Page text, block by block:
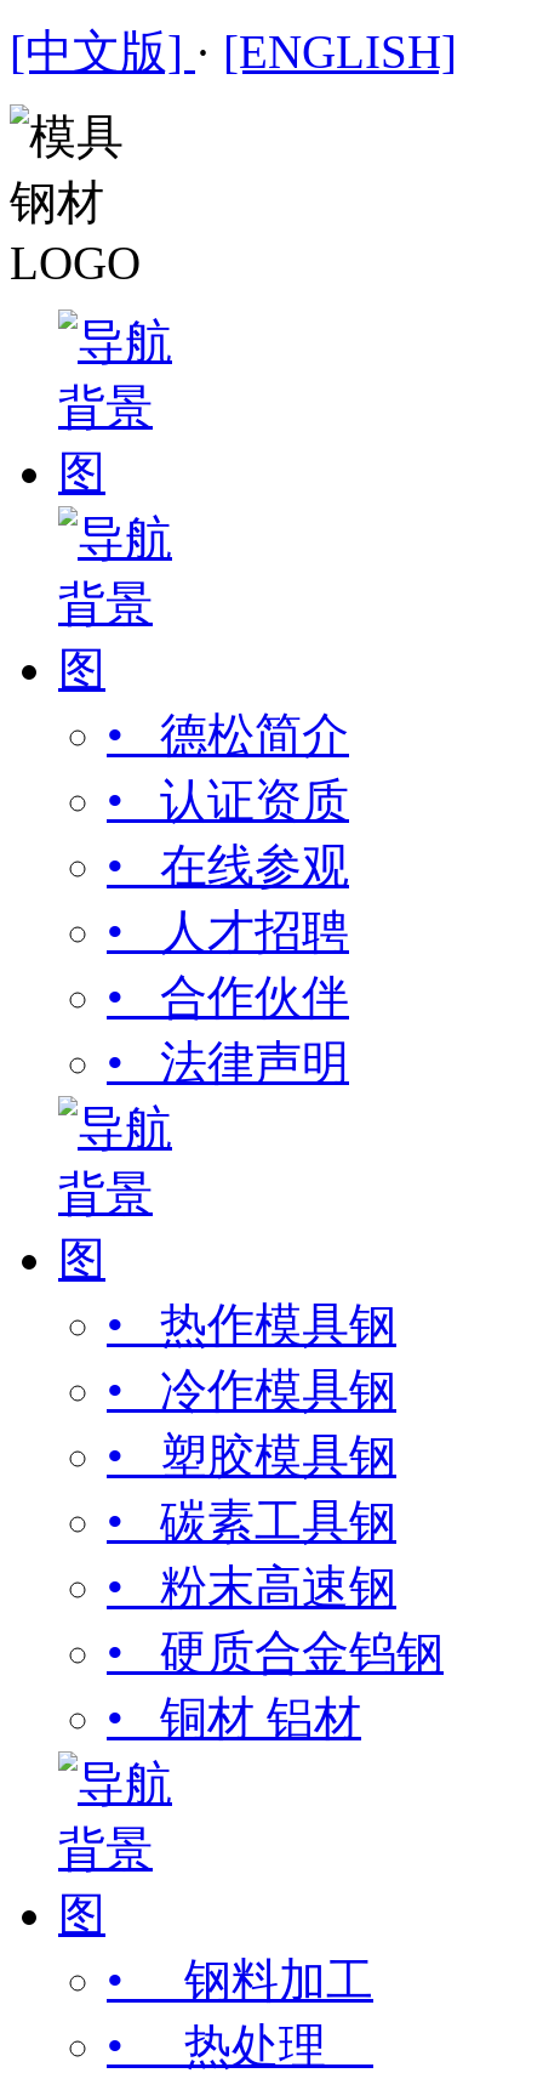
[中文版] · [ENGLISH]
• 德松简介
• 认证资质
• 在线参观
• 人才招聘
• 合作伙伴
• 法律声明
• 热作模具钢
• 冷作模具钢
• 塑胶模具钢
• 碳素工具钢
• 粉末高速钢
• 硬质合金钨钢
• 铜材 铝材
• 钢料加工
• 热处理